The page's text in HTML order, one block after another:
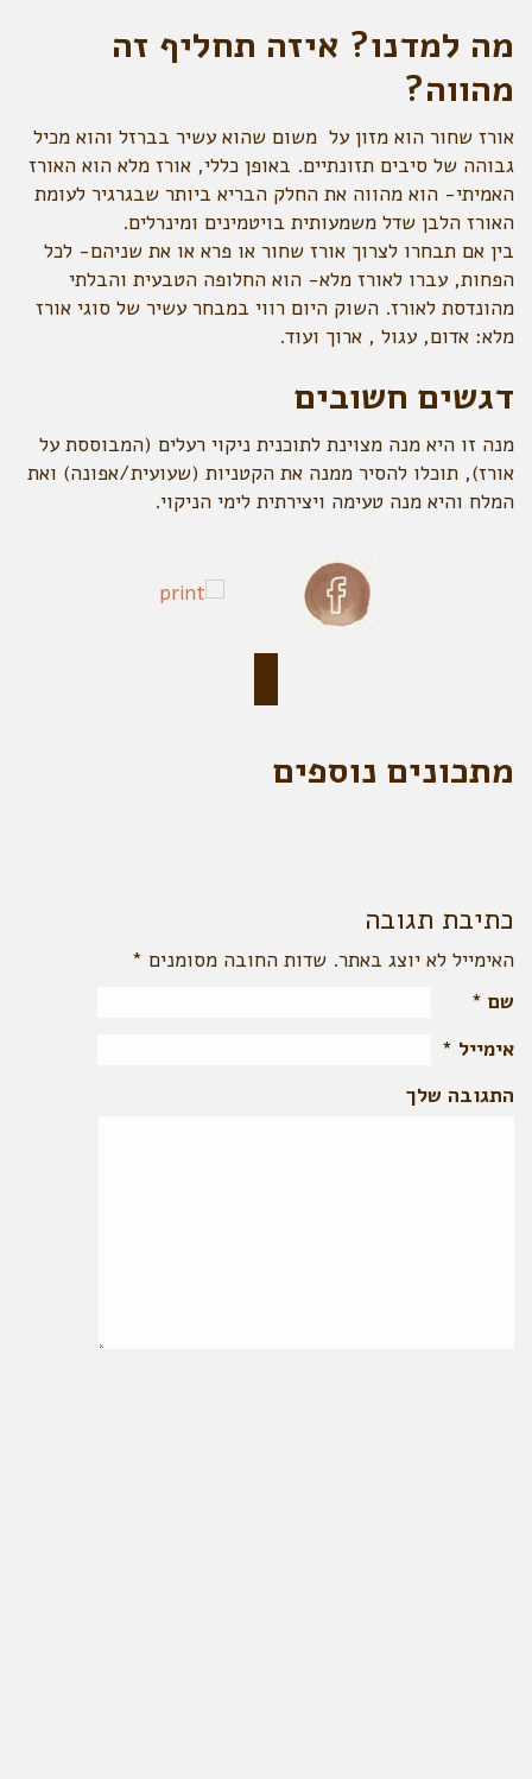
מה למדנו? איזה תחליף זה
מהווה?
אורז שחור הוא מזון על משום שהוא עשיר בברזל והוא מכיל
גבוהה של סיבים תזונתיים. באופן כללי, אורז מלא הוא האורז
האמיתי- הוא מהווה את החלק הבריא ביותר שבגרגיר לעומת
האורז הלבן שדל משמעותית בויטמינים ומינרלים.
בין אם תבחרו לצרוך אורז שחור או פרא או את שניהם- לכל
הפחות, עברו לאורז מלא- הוא החלופה הטבעית והבלתי
מהונדסת לאורז. השוק היום רווי במבחר עשיר של סוגי אורז
מלא: אדום, עגול , ארוך ועוד.
דגשים חשובים
מנה זו היא מנה מצוינת לתוכנית ניקוי רעלים (המבוססת על
אורז), תוכלו להסיר ממנה את הקטניות (שעועית/אפונה) ואת
המלח והיא מנה טעימה ויצירתית לימי הניקוי.
מתכונים נוספים
כתיבת תגובה
האימייל לא יוצג באתר. שדות החובה מסומנים *
שם *
אימייל *
התגובה שלך